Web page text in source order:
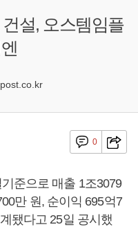
설, 오스템임플
0
준으로 매출 1조3079
만 원, 순이익 695억7
됐다고 25일 공시했